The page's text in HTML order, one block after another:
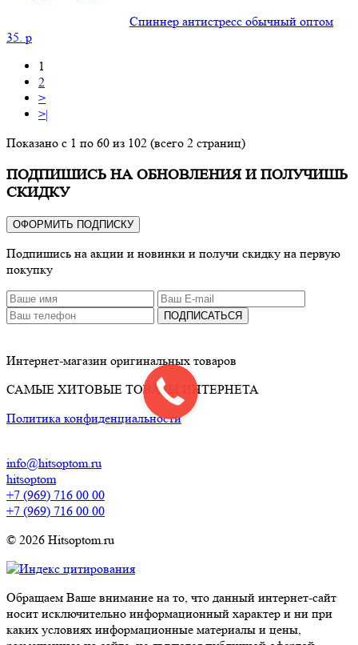
Спиннер антистресс обычный оптом
35. p
1
2
>
>|
Показано с 1 по 60 из 102 (всего 2 страниц)
ПОДПИШИСЬ НА ОБНОВЛЕНИЯ И ПОЛУЧИШЬ
СКИДКУ
ОФОРМИТЬ ПОДПИСКУ
Подпишись на акции и новинки и получи скидку на первую
покупку
ПОДПИСАТЬСЯ
Интернет-магазин оригинальных товаров
САМЫЕ ХИТОВЫЕ ТОВАРЫ ИНТЕРНЕТА
Политика конфиденциальности
info@hitsoptom.ru
hitsoptom
+7 (969) 716 00 00
+7 (969) 716 00 00
© 2026 Hitsoptom.ru
Обращаем Ваше внимание на то, что данный интернет-сайт
носит исключительно информационный характер и ни при
каких условиях информационные материалы и цены,